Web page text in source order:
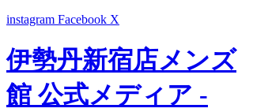
instagram Facebook X
伊勢丹新宿店メンズ
館 公式メディア -